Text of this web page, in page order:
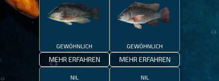
GEWÖHNLICH
MEHR ERFAHREN
GEWÖHNLICH
MEHR ERFAHREN
NIL NIL